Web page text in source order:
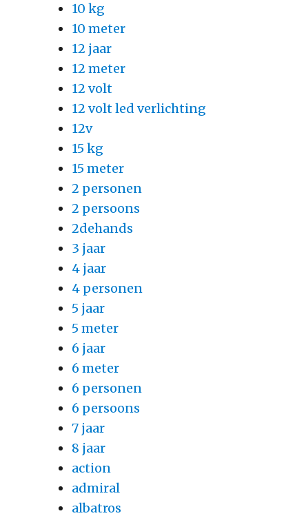
10 kg
10 meter
12 jaar
12 meter
12 volt
12 volt led verlichting
12v
15 kg
15 meter
2 personen
2 persoons
2dehands
3 jaar
4 jaar
4 personen
5 jaar
5 meter
6 jaar
6 meter
6 personen
6 persoons
7 jaar
8 jaar
action
admiral
albatros